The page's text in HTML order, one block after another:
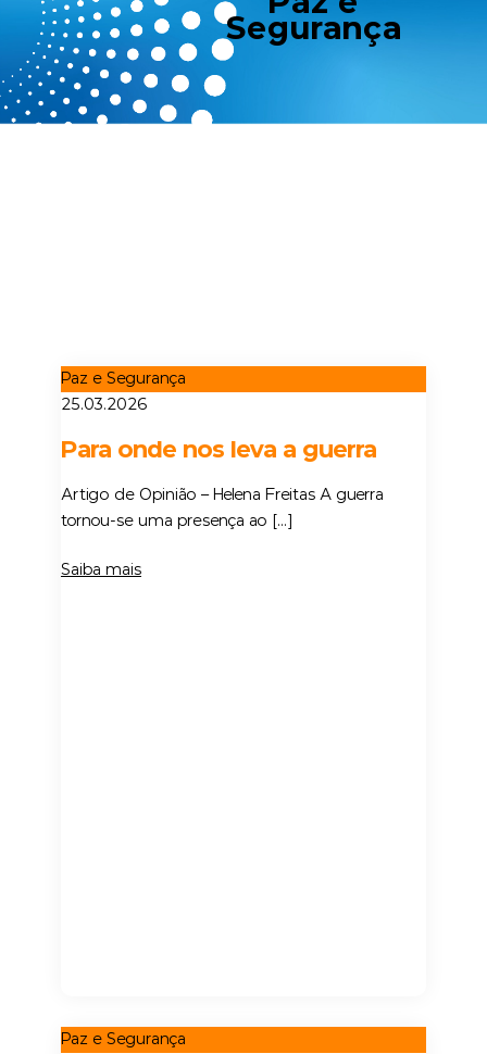
Segurança
Paz e Segurança
25.03.2026
Para onde nos leva a guerra
Artigo de Opinião – Helena Freitas A guerra
tornou-se uma presença ao […]
Saiba mais
Paz e Segurança